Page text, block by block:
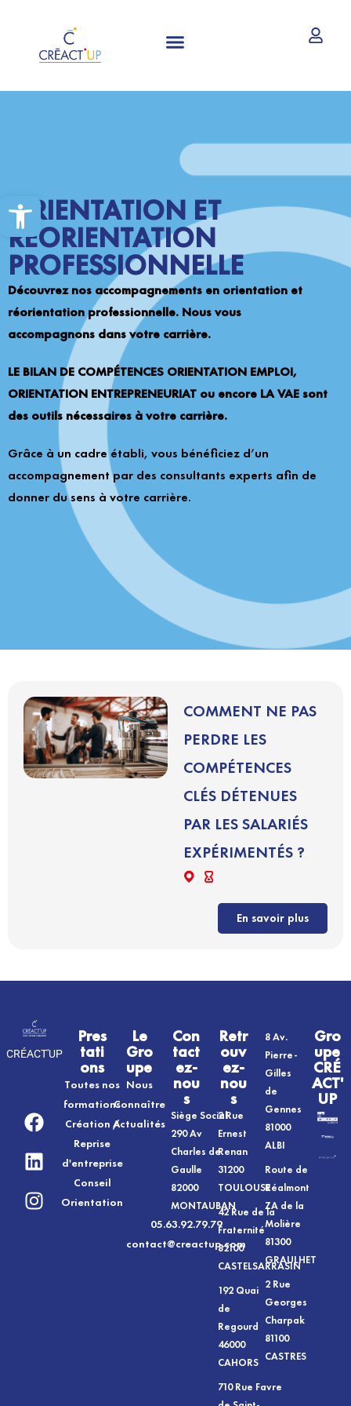
Ouvrir la barre d’outils
ORIENTATION ET
RÉORIENTATION
PROFESSIONNELLE
Découvrez nos accompagnements en orientation et
réorientation professionnelle. Nous vous
accompagnons dans votre carrière.
LE BILAN DE COMPÉTENCES ORIENTATION EMPLOI,
ORIENTATION ENTREPRENEURIAT ou encore LA VAE sont
des outils nécessaires à votre carrière.
Grâce à un cadre établi, vous bénéficiez d’un
accompagnement par des consultants experts afin de
donner du sens à votre carrière.
COMMENT NE PAS
PERDRE LES
COMPÉTENCES
CLÉS DÉTENUES
PAR LES SALARIÉS
EXPÉRIMENTÉS ?
En savoir plus
CRÉACT'UP
Pres
tati
ons
Toutes nos
formations
Création /
Reprise
d'entreprise
Conseil
Orientation
Le
Gro
upe
Nous
Connaître
Actualités
Con
tact
ez-
nou
s
Siège Social
290 Av
Charles de
Gaulle
82000
MONTAUBAN
05.63.92.79.79
contact@creactup.com
Retr
ouv
ez-
nou
s
2 Rue
Ernest
Renan
31200
TOULOUSE
42 Rue de la
Fraternité
82100
CASTELSARRASIN
192 Quai
de
Regourd
46000
CAHORS
710 Rue Favre
8 Av.
Pierre-
Gilles
de
Gennes
81000
ALBI
Route de
Réalmont
ZA de la
Molière
81300
GRAULHET
2 Rue
Georges
Charpak
81100
CASTRES
Gro
upe
CRÉ
ACT'
UP